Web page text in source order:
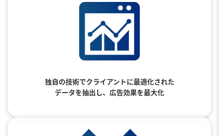
独自の技術でクライアントに最適化された
データを抽出し、広告効果を最大化